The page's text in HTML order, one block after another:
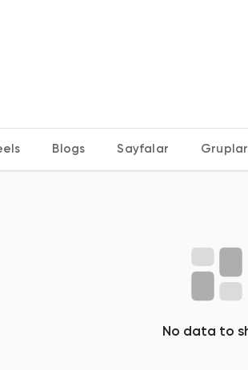
Blogs Sayfalar Gruplar
No data to